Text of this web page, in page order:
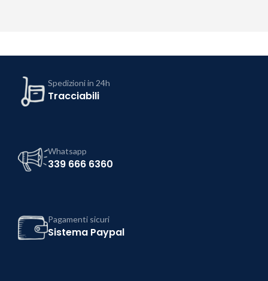
Spedizioni in 24h
Tracciabili
Whatsapp
339 666 6360
Pagamenti sicuri
Sistema Paypal